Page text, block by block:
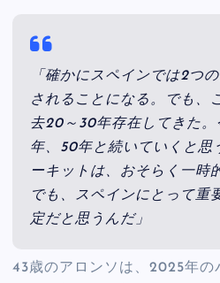
「確かにスペインでは2つ
されることになる。でも、
去20～30年存在してきた
年、50年と続いていくと思
ーキットは、おそらく一時
でも、スペインにとって重
定だと思うんだ」
43歳のアロンソは、2025年の